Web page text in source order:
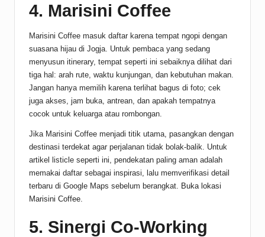
4. Marisini Coffee
Marisini Coffee masuk daftar karena tempat ngopi dengan
suasana hijau di Jogja. Untuk pembaca yang sedang
menyusun itinerary, tempat seperti ini sebaiknya dilihat dari
tiga hal: arah rute, waktu kunjungan, dan kebutuhan makan.
Jangan hanya memilih karena terlihat bagus di foto; cek
juga akses, jam buka, antrean, dan apakah tempatnya
cocok untuk keluarga atau rombongan.
Jika Marisini Coffee menjadi titik utama, pasangkan dengan
destinasi terdekat agar perjalanan tidak bolak-balik. Untuk
artikel listicle seperti ini, pendekatan paling aman adalah
memakai daftar sebagai inspirasi, lalu memverifikasi detail
terbaru di Google Maps sebelum berangkat. Buka lokasi
Marisini Coffee
5. Sinergi Co-Working